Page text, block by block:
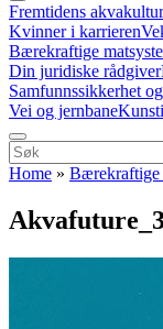
Fremtidens akvakultur
Kvinner i karrieren
Bærekraftige
Din juridiske rådgiver
Samfunnssikkerhet
Vei og jernbane
Home » Bærekraftige